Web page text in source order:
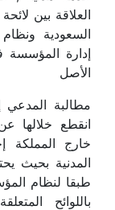
العلاقة بين
السعودية
إدارة
الأصل
مطالبة المدعي
انقطع خلالها
خارج المملكة
المدنية بحيث
طبقا لنظام
باللوائح